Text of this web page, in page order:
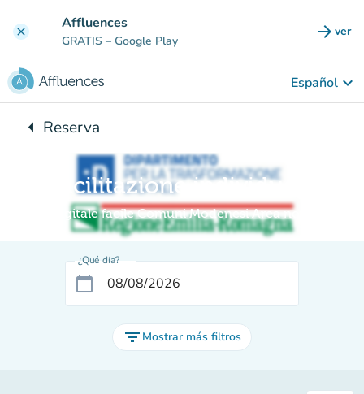
clear Affluences
GRATIS – Google Play arrow_forward ver
Español keyboard_arrow_down
arrow_leftVuelta:
Reserva
Facilitazione individuale
Digitale facile Comuni Modenesi Area nord
¿Qué día?
calendar_today
filter_list Mostrar más filtros